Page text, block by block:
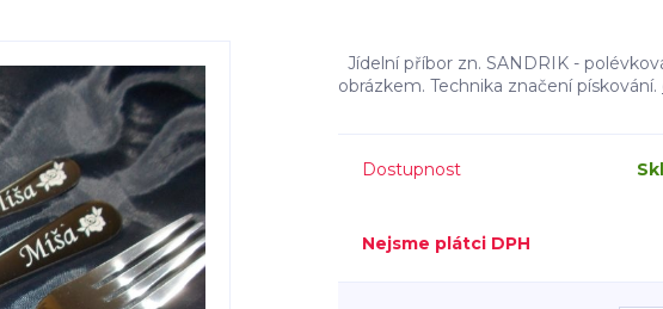
Jídelní příbor zn. SANDRIK -
obrázkem. Technika značení pískování.
Dostupnost
Nejsme plátci DPH